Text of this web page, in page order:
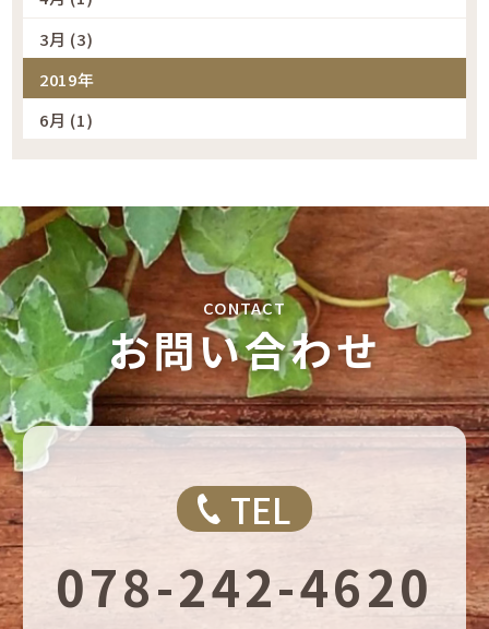
3月 (3)
2019年
6月 (1)
お問い合わせ
TEL
078-242-4620